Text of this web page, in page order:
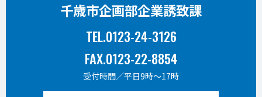
千歳市企画部企業誘致課
TEL.0123-24-3126
FAX.0123-22-8854
受付時間／平日9時〜17時